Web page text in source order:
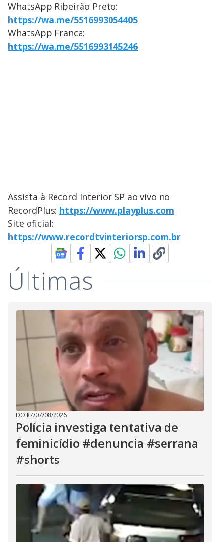
WhatsApp Ribeirão Preto:
https://wa.me/5516993054405
WhatsApp Franca:
https://wa.me/5516993145246
Assista à Record Interior SP ao vivo no
RecordPlus: https://www.playplus.com
Site oficial:
https://www.recordtvinteriorsp.com.br
Últimas
DO R7/07/08/2026
Polícia investiga tentativa de
feminicídio #denuncia #serrana
#shorts